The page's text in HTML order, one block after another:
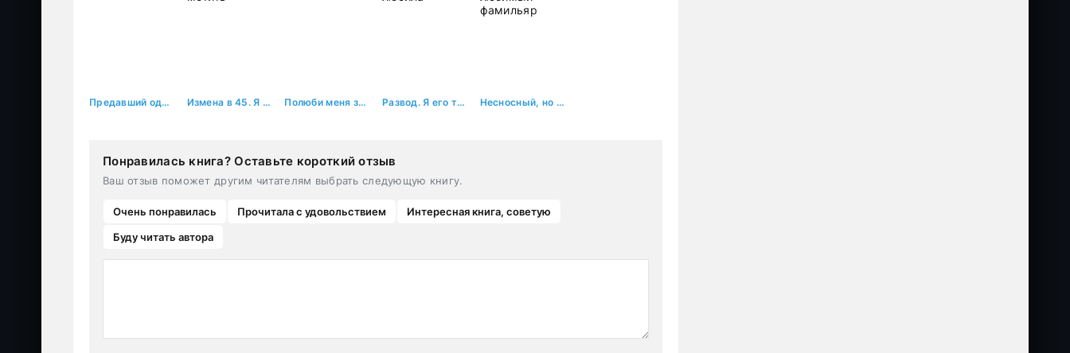
Предавший однажды Измена в 45. Я буду мстить Полюби меня заново Развод. Я его так любила Несносный, но очень любимый фамильяр
Понравилась книга? Оставьте короткий отзыв
Ваш отзыв поможет другим читателям выбрать следующую книгу.
Очень понравилась Прочитала с удовольствием
Интересная книга, советую
Буду читать автора